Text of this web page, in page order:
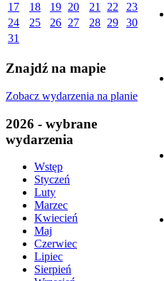
17
18 19 20 21 22
23
24
25 26 27 28 29
30
31
Znajdź na mapie
Zobacz wydarzenia na planie
2026 - wybrane
wydarzenia
Wstęp
Styczeń
Luty
Marzec
Kwiecień
Maj
Czerwiec
Lipiec
Sierpień